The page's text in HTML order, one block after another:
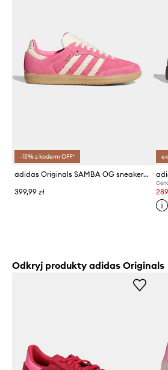
-15% z kodem: OFF*
adidas Originals SAMBA OG sneakersy dziecięce zamszowe
399,99 zł
Odkryj produkty adidas Originals